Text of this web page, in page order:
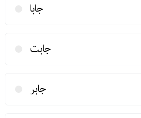
جابا
جابت
جابر